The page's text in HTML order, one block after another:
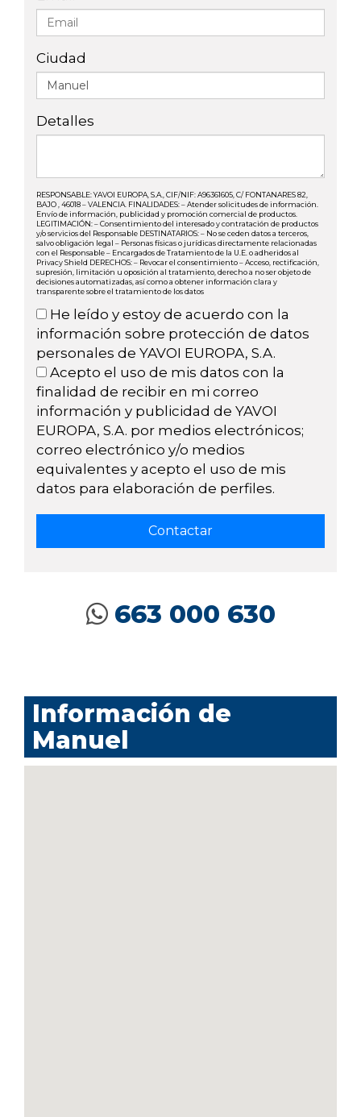
Ciudad
Detalles
RESPONSABLE: YAVOI EUROPA, S.A., CIF/NIF: A96361605, C/ FONTANARES 82,
BAJO , 46018 – VALENCIA. FINALIDADES: – Atender solicitudes de información.
Envío de información, publicidad y promoción comercial de productos.
LEGITIMACIÓN: – Consentimiento del interesado y contratación de productos
y/o servicios del Responsable DESTINATARIOS: – No se ceden datos a terceros,
salvo obligación legal – Personas físicas o jurídicas directamente relacionadas
con el Responsable – Encargados de Tratamiento de la U.E. o adheridos al
Privacy Shield DERECHOS: – Revocar el consentimiento – Acceso, rectificación,
supresión, limitación u oposición al tratamiento, derecho a no ser objeto de
decisiones automatizadas, así como a obtener información clara y
transparente sobre el tratamiento de los datos
He leído y estoy de acuerdo con la
información sobre protección de datos
personales de YAVOI EUROPA, S.A.
Acepto el uso de mis datos con la
finalidad de recibir en mi correo
información y publicidad de YAVOI
EUROPA, S.A. por medios electrónicos;
correo electrónico y/o medios
equivalentes y acepto el uso de mis
datos para elaboración de perfiles.
663 000 630
Información de
Manuel